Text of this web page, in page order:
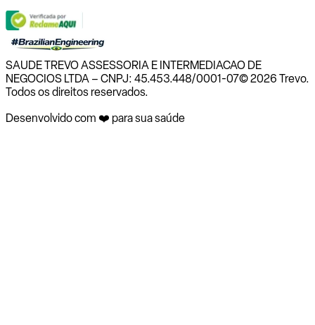
SAUDE TREVO ASSESSORIA E INTERMEDIACAO DE
NEGOCIOS LTDA – CNPJ: 45.453.448/0001-07© 2026 Trevo.
Todos os direitos reservados.
Desenvolvido com ❤️ para sua saúde